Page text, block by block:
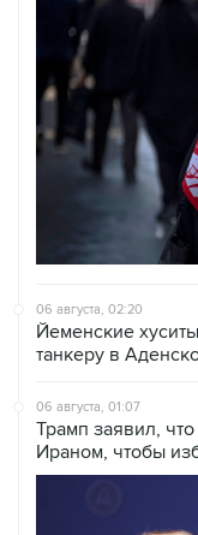
06 августа, 02:20
Йеменские
танкеру в
06 августа, 01:07
Трамп заявил,
Ираном, чтобы